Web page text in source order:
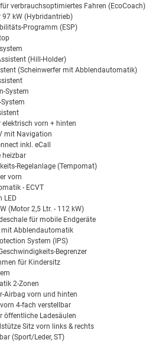
für verbrauchsoptimiertes Fahren (EcoCoach)
97 kW (Hybridantrieb)
Programm (ESP)
(Hill-Holder)
(Scheinwerfer mit Abblendautomatik)
System
elektrisch vorn + hinten
mit Navigation
inkl. eCall
heizbar
Regelanlage (Tempomat)
vorn
- ECVT
LED
(Motor 2,5 Ltr. - 112 kW)
für mobile Endgeräte
mit Abblendautomatik
System (IPS)
Begrenzer
für Kindersitz
2-Zonen
Airbag vorn und hinten
4-fach verstellbar
öffentliche Ladesäulen
Sitz vorn links & rechts
(Sport/Leder, ST)